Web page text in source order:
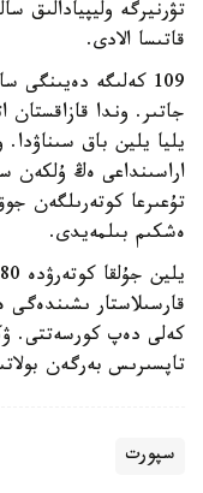
تۋرنيرگە وليپيادالىق
قاتىسا الادى.
109 كەلىگە
جاتىر. وندا قازاقستان
يليا يلين باق سىناۋدا.
اراسىنداعى ەڭ ۇلكەن
تۇعىرعا كوتەرىلگەن
ەشكىم بىلمەيدى.
كەلى دەپ كورسەتتى.
تاپسىرىس بەرگەن
سپورت